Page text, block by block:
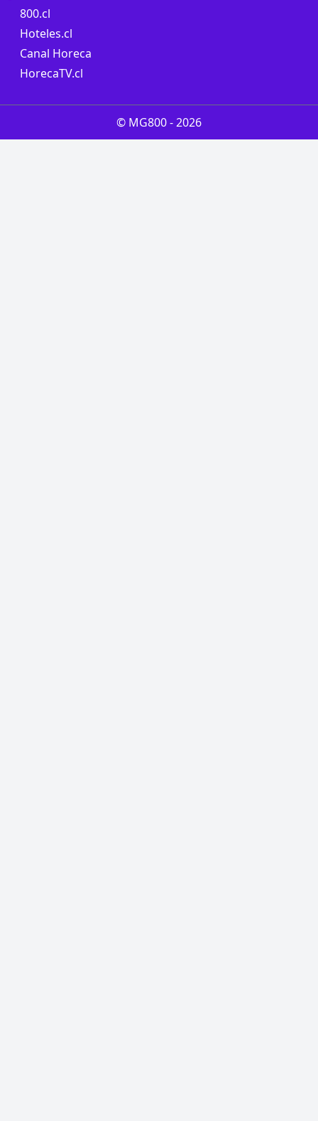
800.cl
Hoteles.cl
Canal Horeca
HorecaTV.cl
© MG800 -2026